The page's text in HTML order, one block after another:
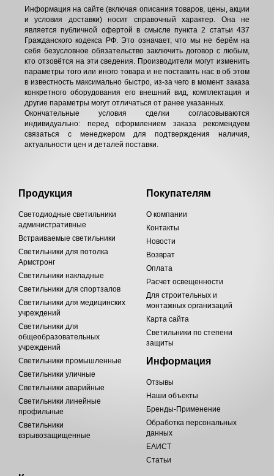
Информация на сайте (включая описания товаров, цены, акции
и условия доставки) носит справочный характер. Она не
является публичной офертой в смысле пункта 2 статьи 437
Гражданского кодекса РФ. Это означает, что мы не берём на
себя безусловное обязательство заключить договор с любым,
кто отзовётся на эти сведения. Производители могут изменить
параметры того или иного товара и не поставить нас в об этом
в известность максимально быстро, из-за чего в момент заказа
конкретного оборудования его внешний вид, комплектация и
другие параметры могут отличаться от ранее указанных.
Окончательные условия сделки согласовываются
индивидуально: перед оформлением заказа рекомендуем
связаться с менеджером для подтверждения наличия,
актуальности цен и деталей поставки.
Продукция
Светодиодные светильники
административные
Встраиваемые светильники
Светильники для потолка
Армстронг
Светильники накладные
Светильники для спортзалов
Светильники для медицинских
учреждений
Светильники для
общеобразовательных
учреждений
Светильники промышленные
Светильники уличные
Светильники аварийные
Светильники линейные
профильные
Светильники
взрывозащищенные
Покупателям
О компании
Контакты
Новости
Возврат
Оплата
Расчет освещенности
Для строительных и
монтажных организаций
Карта сайта
Светильники по степени
защиты
Информация
Отзывы
Наши объекты
Бренды-Применение
Обработка персональных
данных
ЕАИСТ
Статьи